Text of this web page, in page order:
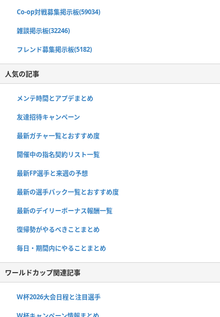
Co-op対戦募集掲示板(59034)
雑談掲示板(32246)
フレンド募集掲示板(5182)
人気の記事
メンテ時間とアプデまとめ
友達招待キャンペーン
最新ガチャ一覧とおすすめ度
開催中の指名契約リスト一覧
最新FP選手と来週の予想
最新の選手パック一覧とおすすめ度
最新のデイリーボーナス報酬一覧
復帰勢がやるべきことまとめ
毎日・期間内にやることまとめ
ワールドカップ関連記事
W杯2026大会日程と注目選手